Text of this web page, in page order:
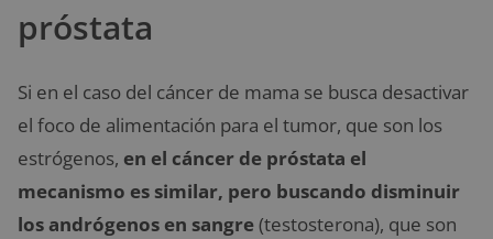
próstata
Si en el caso del cáncer de mama se busca desactivar
el foco de alimentación para el tumor, que son los
estrógenos, en el cáncer de próstata el
mecanismo es similar, pero buscando disminuir
los andrógenos en sangre(testosterona), que son